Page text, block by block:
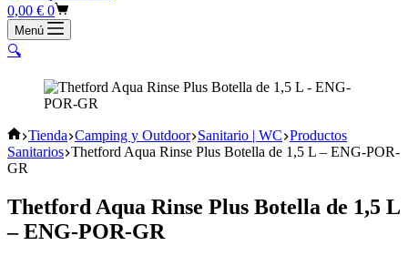
Carro
de
compra
0,00 € 0
Menú
🔍
Inicio
Tienda Camping y Outdoor Sanitario | WC Productos
Sanitarios Thetford Aqua Rinse Plus Botella de 1,5 L – ENG-POR-
GR
Thetford Aqua Rinse Plus Botella de 1,5 L
– ENG-POR-GR